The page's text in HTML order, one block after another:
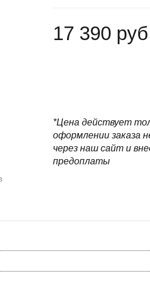
17 390
*Цена действует
оформлении заказа
через наш сайт и
предоплаты